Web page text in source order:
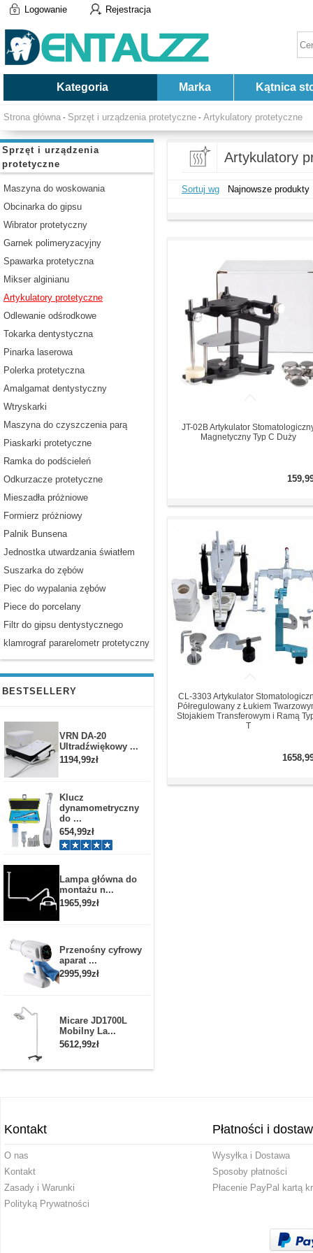
Logowanie Rejestracja
Kategoria Marka Kątnica
Strona główna - Sprzęt i urządzenia protetyczne - Artykulatory protetyczne
Sprzęt i urządzenia
protetyczne
Maszyna do woskowania
Obcinarka do gipsu
Wibrator protetyczny
Garnek polimeryzacyjny
Spawarka protetyczna
Mikser alginianu
Artykulatory protetyczne
Odlewanie odśrodkowe
Tokarka dentystyczna
Pinarka laserowa
Polerka protetyczna
Amalgamat dentystyczny
Wtryskarki
Maszyna do czyszczenia parą
Piaskarki protetyczne
Ramka do podścieleń
Odkurzacze protetyczne
Mieszadła próżniowe
Formierz próżniowy
Palnik Bunsena
Jednostka utwardzania światłem
Suszarka do zębów
Piec do wypalania zębów
Piece do porcelany
Filtr do gipsu dentystycznego
klamrograf pararelometr protetyczny
BESTSELLERY
VRN DA-20
Ultradźwiękowy ...
1194,99zł
Klucz
dynamometryczny
do ...
654,99zł
Lampa główna do
montażu n...
1965,99zł
Przenośny cyfrowy
aparat ...
2995,99zł
Micare JD1700L
Mobilny La...
5612,99zł
Artykulatory
Sortuj wg Najnowsze produkty
JT-02B Artykulator
Magnetyczny Typ C Duży
CL-3303 Artykulator
Półregulowany z Łukiem
Stojakiem Transferowym i Ramą
T
Kontakt
O nas
Kontakt
Zasady i Warunki
Polityką Prywatności
Płatności i
Wysyłka i Dostawa
Sposoby płatności
Płacenie PayPal kartą